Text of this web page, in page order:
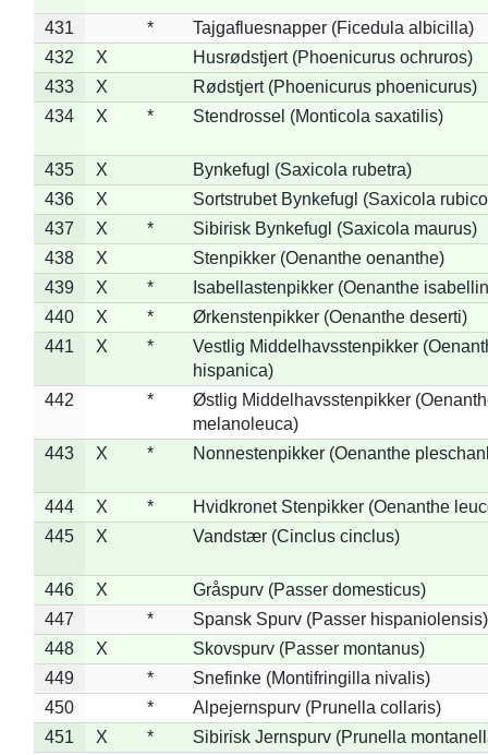
431 *
Tajgafluesnapper (Ficedula albicilla)
432
X
Husrødstjert (Phoenicurus ochruros)
433
X
Rødstjert (Phoenicurus phoenicurus)
434
X * Stendrossel (Monticola saxatilis)
435 X
Bynkefugl (Saxicola rubetra)
436
X
Sortstrubet Bynkefugl (Saxicola
437
X *
Sibirisk Bynkefugl (Saxicola maurus)
438
X
Stenpikker (Oenanthe oenanthe)
439
X *
Isabellastenpikker (Oenanthe
440
X *
Ørkenstenpikker (Oenanthe deserti)
441
X *
Vestlig Middelhavsstenpikker
hispanica)
442
*
Østlig Middelhavsstenpikker
melanoleuca)
443
X * Nonnestenpikker (Oenanthe
444 X *
Hvidkronet Stenpikker (Oenanthe
445
X Vandstær (Cinclus cinclus)
446 X
Gråspurv (Passer domesticus)
447
*
Spansk Spurv (Passer hispaniolensis)
448
X
Skovspurv (Passer montanus)
449
*
Snefinke (Montifringilla nivalis)
450
*
Alpejernspurv (Prunella collaris)
451
X *
Sibirisk Jernspurv (Prunella